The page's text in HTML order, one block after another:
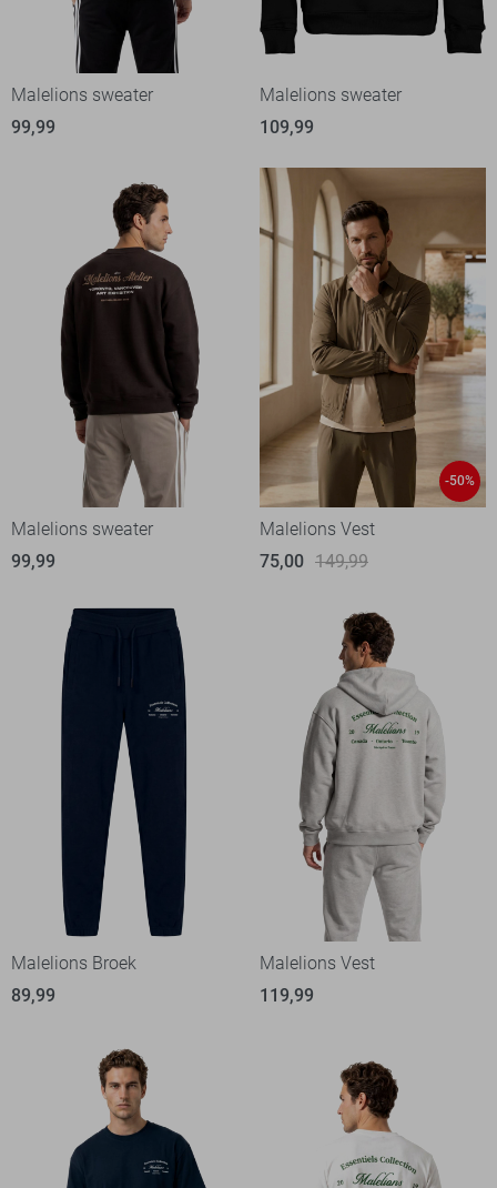
Malelions sweater
99,99
Malelions sweater
109,99
Malelions sweater
99,99
-50%
Malelions Vest
75,00 149,99
Malelions Broek
89,99
Malelions Vest
119,99